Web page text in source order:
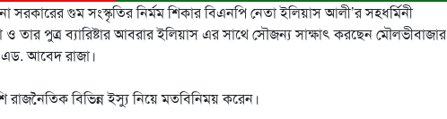
সরকারের গুম সংস্কৃতির নির্মম শিকার বিএনপি নেতা ইলিয়াস আলী’র সহধর্মিনী
ও তার পুত্র ব্যারিষ্টার আবরার ইলিয়াস এর সাথে সৌজন্য সাক্ষাৎ করছেন মৌলভীবাজার
আবেদ রাজা।
রাজনৈতিক বিভিন্ন ইস্যু নিয়ে মতবিনিময় করেন।